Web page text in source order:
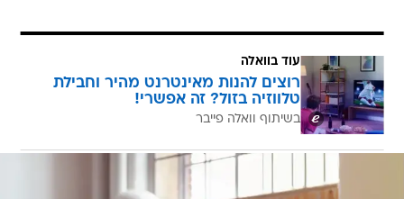
עוד בוואלה
רוצים להנות מאינטרנט מהיר וחבילת
טלווזיה בזול? זה אפשרי!
בשיתוף וואלה פייבר